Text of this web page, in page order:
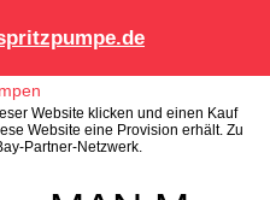
Website klicken und einen Kauf
Website eine Provision erhält. Zu
Partner-Netzwerk.